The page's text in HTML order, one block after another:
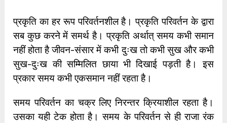
प्रकृति का हर रूप परिवर्तनशील है। प्रकृति परिवर्तन के द्वारा
सब कुछ करने में समर्थ है। प्रकृति अर्थात् समय कभी समान
नहीं होता है जीवन-संसार में कभी दुःख तो कभी सुख और कभी
सुख-दुःख की सम्मिलित छाया भी दिखाई पड़ती है। इस
प्रकार समय कभी एकसमान नहीं रहता है।
समय परिवर्तन का चक्र लिए निरन्तर क्रियाशील रहता है।
उसका यही टेक होता है। समय के परिवर्तन से ही राजा रंक